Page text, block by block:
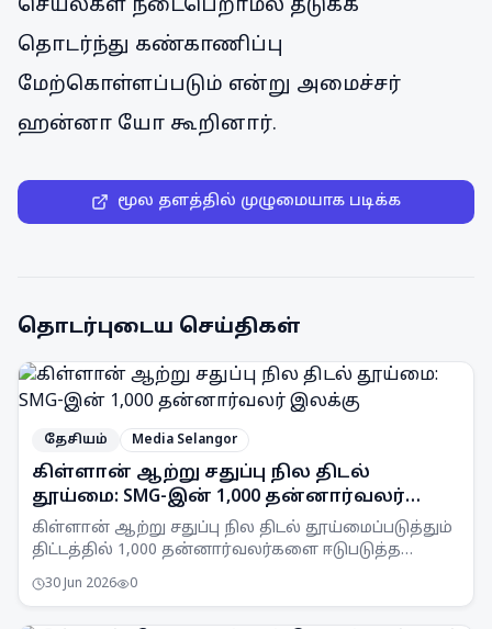
செயல்கள் நடைபெறாமல் தடுக்க
தொடர்ந்து கண்காணிப்பு
மேற்கொள்ளப்படும் என்று அமைச்சர்
ஹன்னா யோ கூறினார்.
மூல தளத்தில் முழுமையாக படிக்க
தொடர்புடைய செய்திகள்
தேசியம் Media Selangor
கிள்ளான் ஆற்று சதுப்பு நில திடல்
தூய்மை: SMG-இன் 1,000 தன்னார்வலர்
இலக்கு
கிள்ளான் ஆற்று சதுப்பு நில திடல் தூய்மைப்படுத்தும்
திட்டத்தில் 1,000 தன்னார்வலர்களை ஈடுபடுத்த
வைத்துள்ளது.
30 Jun 2026 0